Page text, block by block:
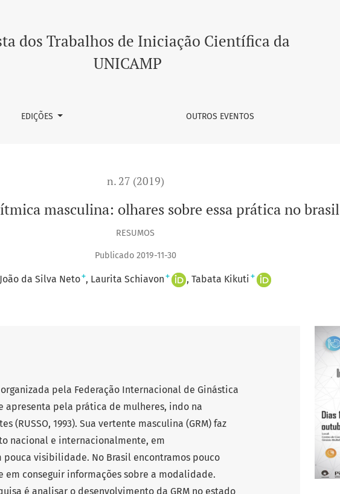
prática no brasil
dos Trabalhos de Iniciação Científica da
UNICAMP
EDIÇÕES OUTROS EVENTOS
n. 27 (2019)
masculina: olhares sobre essa prática no brasil
RESUMOS
Publicado 2019-11-30
João da Silva Neto+ Laurita Schiavon + Tabata Kikuti +
pela Federação Internacional de Ginástica
apresenta pela prática de mulheres, indo na
(RUSSO, 1993). Sua vertente masculina (GRM) faz
nacional e internacionalmente, em
visibilidade. No Brasil encontramos pouco
conseguir informações sobre a modalidade.
é analisar o desenvolvimento da GRM no estado